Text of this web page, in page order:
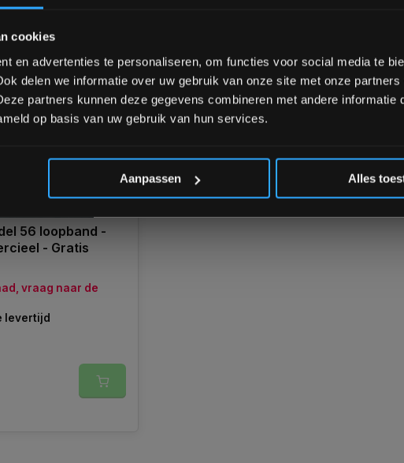
cookies
en advertenties te personaliseren, om functies voor social media te
delen we informatie over uw gebruik van onze site met onze
partners kunnen deze gegevens combineren met andere informatie
op basis van uw gebruik van hun services.
Aanpassen Alles
56 loopband -
- Gratis
vraag naar de
levertijd